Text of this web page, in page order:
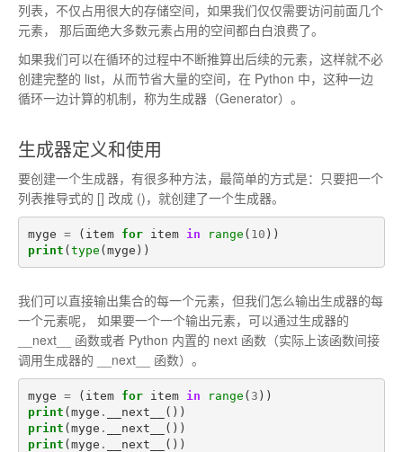
列表，不仅占用很大的存储空间，如果我们仅仅需要访问前面几个
元素， 那后面绝大多数元素占用的空间都白白浪费了。
如果我们可以在循环的过程中不断推算出后续的元素，这样就不必
创建完整的 list，从而节省大量的空间，在 Python 中，这种一边
循环一边计算的机制，称为生成器（Generator）。
生成器定义和使用
要创建一个生成器，有很多种方法，最简单的方式是：只要把一个
列表推导式的 [] 改成 ()，就创建了一个生成器。
myge = ( item for item in range ( 10 ))
print (type (myge ))
我们可以直接输出集合的每一个元素，但我们怎么输出生成器的每
一个元素呢， 如果要一个一个输出元素，可以通过生成器的
__next__ 函数或者 Python 内置的 next 函数（实际上该函数间接
调用生成器的 __next__ 函数）。
myge = ( item for item in range ( 3 ))
print (myge . __next__
())
print (myge . __next__
())
print (myge . __next__ ())